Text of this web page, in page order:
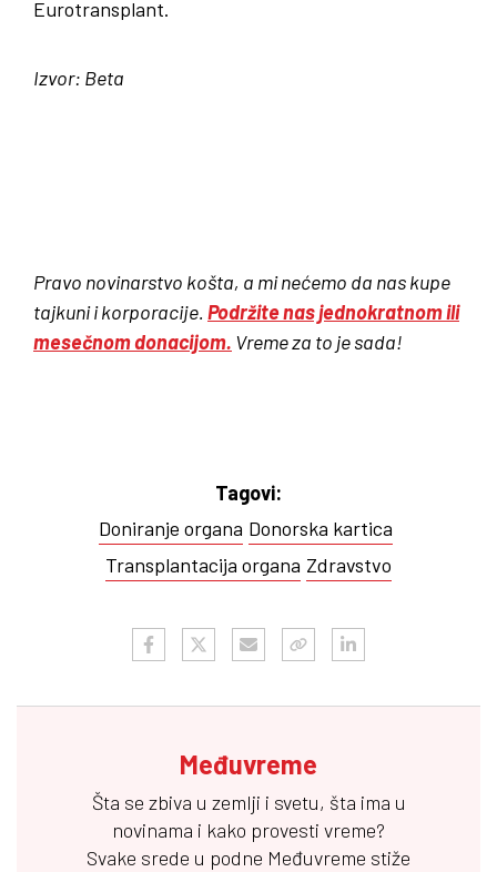
Eurotransplant.
Izvor: Beta
Pravo novinarstvo košta, a mi nećemo da nas kupe
tajkuni i korporacije. Podržite nas jednokratnom ili
mesečnom donacijom. Vreme za to je sada!
Tagovi:
Doniranje organa Donorska kartica
Transplantacija organa Zdravstvo
Međuvreme
Šta se zbiva u zemlji i svetu, šta ima u
novinama i kako provesti vreme?
Svake srede u podne Međuvreme stiže